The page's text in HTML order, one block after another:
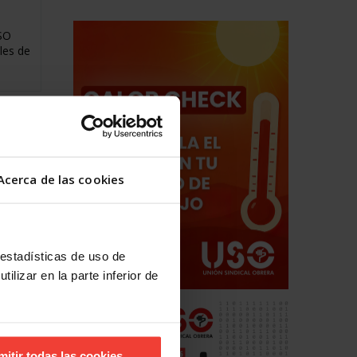
de las cookies
de uso de
en la parte inferior de
de
un
y